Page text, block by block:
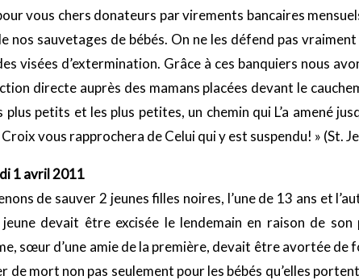
vous chers donateurs par virements bancaires
nos sauvetages de bébés. On ne les défend pas
visées d’extermination. Grâce à ces banquiers nous
directe auprès des mamans placées devant le
plus petits et les plus petites, un chemin qui L’a amené
Croix vous rapprochera de Celui qui y est suspendu! » (St.
1 avril 2011
de sauver 2 jeunes filles noires, l’une de 13 ans et
jeune devait être excisée le lendemain en raison de
sœur d’une amie de la première, devait être avortée de
de mort non pas seulement pour les bébés qu’elles